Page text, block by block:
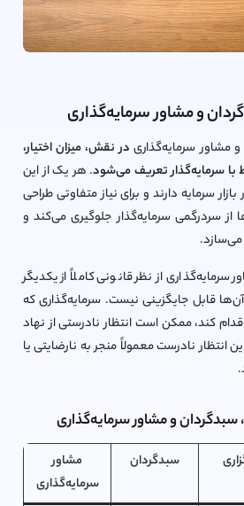
و مشاور سرمایه‌گذاری
و مشاور سرمایه‌گذاری در نقش، میزان اختیار،
با سرمایه‌گذار تعریف می‌شود. هر یک از این
سرمایه دارند و برای نیاز متفاوتی طراحی
سردرگمی سرمایه‌گذار جلوگیری می‌کند و
می‌سازد.
سرمایه‌گذاری از نظر قانونی کاملاً از یکدیگر
قابل جایگزینی نیست. سرمایه‌گذاری که
کند، ممکن است انتظار نادرستی از نهاد
انتظار نادرست معمولاً منجر به نارضایتی یا
سبدگردان و مشاور سرمایه‌گذاری
سبدگردان
مشاور
سرمایه‌گذاری